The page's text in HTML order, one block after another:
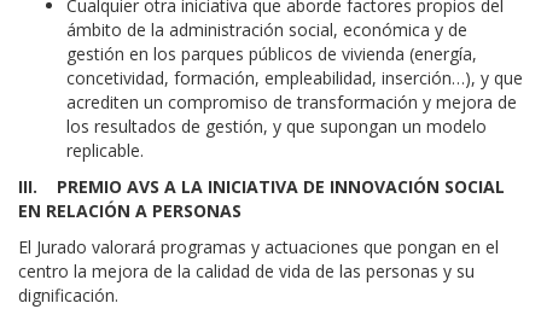
Cualquier otra iniciativa que aborde factores propios del
ámbito de la administración social, económica y de
gestión en los parques públicos de vivienda (energía,
concetividad, formación, empleabilidad, inserción…), y que
acrediten un compromiso de transformación y mejora de
los resultados de gestión, y que supongan un modelo
replicable.
III. PREMIO AVS A LA INICIATIVA DE INNOVACIÓN SOCIAL
EN RELACIÓN A PERSONAS
El Jurado valorará programas y actuaciones que pongan en el
centro la mejora de la calidad de vida de las personas y su
dignificación.